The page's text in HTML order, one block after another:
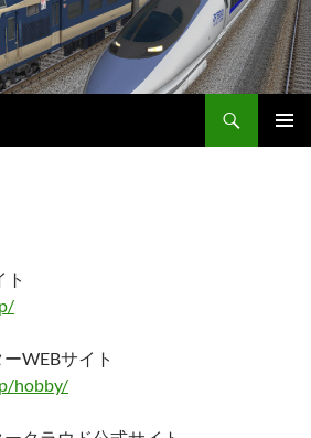
ト
WEBサイト
hobby/